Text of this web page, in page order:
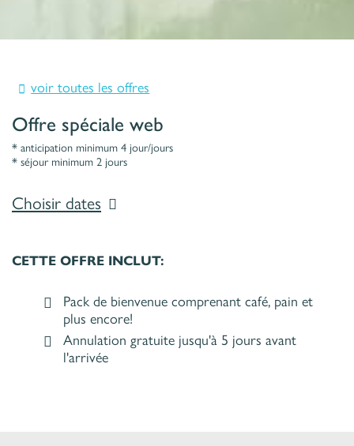
voir toutes les offres
Offre spéciale web
anticipation minimum 4 jour/jours
séjour minimum 2 jours
Choisir dates
CETTE OFFRE INCLUT:
Pack de bienvenue comprenant café, pain et
plus encore!
Annulation gratuite jusqu'à 5 jours avant
l'arrivée